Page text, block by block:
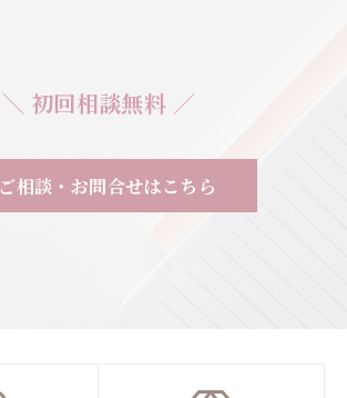
＼ 初回相談無料 ／
ご相談・お問合せはこちら